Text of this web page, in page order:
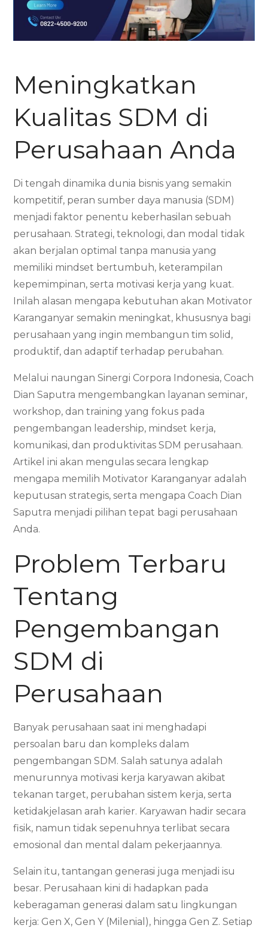
Meningkatkan
Kualitas SDM di
Perusahaan Anda
Di tengah dinamika dunia bisnis yang semakin
kompetitif, peran sumber daya manusia (SDM)
menjadi faktor penentu keberhasilan sebuah
perusahaan. Strategi, teknologi, dan modal tidak
akan berjalan optimal tanpa manusia yang
memiliki mindset bertumbuh, keterampilan
kepemimpinan, serta motivasi kerja yang kuat.
Inilah alasan mengapa kebutuhan akan Motivator
Karanganyar semakin meningkat, khususnya bagi
perusahaan yang ingin membangun tim solid,
produktif, dan adaptif terhadap perubahan.
Melalui naungan Sinergi Corpora Indonesia, Coach
Dian Saputra mengembangkan layanan seminar,
workshop, dan training yang fokus pada
pengembangan leadership, mindset kerja,
komunikasi, dan produktivitas SDM perusahaan.
Artikel ini akan mengulas secara lengkap
mengapa memilih Motivator Karanganyar adalah
keputusan strategis, serta mengapa Coach Dian
Saputra menjadi pilihan tepat bagi perusahaan
Anda.
Problem Terbaru
Tentang
Pengembangan
SDM di
Perusahaan
Banyak perusahaan saat ini menghadapi
persoalan baru dan kompleks dalam
pengembangan SDM. Salah satunya adalah
menurunnya motivasi kerja karyawan akibat
tekanan target, perubahan sistem kerja, serta
ketidakjelasan arah karier. Karyawan hadir secara
fisik, namun tidak sepenuhnya terlibat secara
emosional dan mental dalam pekerjaannya.
Selain itu, tantangan generasi juga menjadi isu
besar. Perusahaan kini di hadapkan pada
keberagaman generasi dalam satu lingkungan
kerja: Gen X, Gen Y (Milenial), hingga Gen Z. Setiap